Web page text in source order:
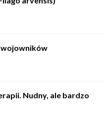
wojowników
Nudny, ale bardzo